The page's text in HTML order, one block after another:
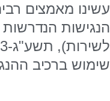
עשינו מאמצים
הנגישות
לשירות), תשע"ג-2013.
שימוש ברכיב